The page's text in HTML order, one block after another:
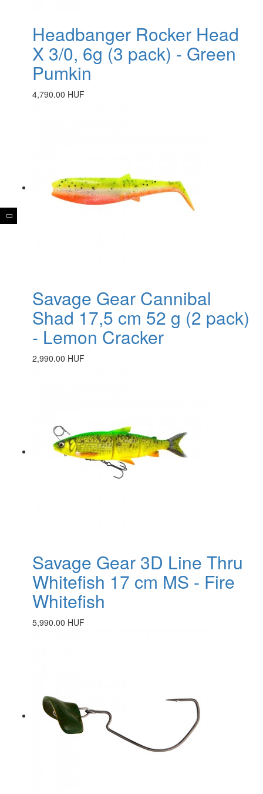
Headbanger Rocker Head
X 3/0, 6g (3 pack) - Green
Pumkin
4,790.00 HUF
Savage Gear Cannibal
Shad 17,5 cm 52 g (2 pack)
- Lemon Cracker
2,990.00 HUF
Savage Gear 3D Line Thru
Whitefish 17 cm MS - Fire
Whitefish
5,990.00 HUF